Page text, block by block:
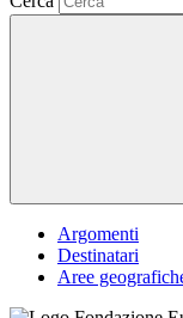
Argomenti
Destinatari
Aree